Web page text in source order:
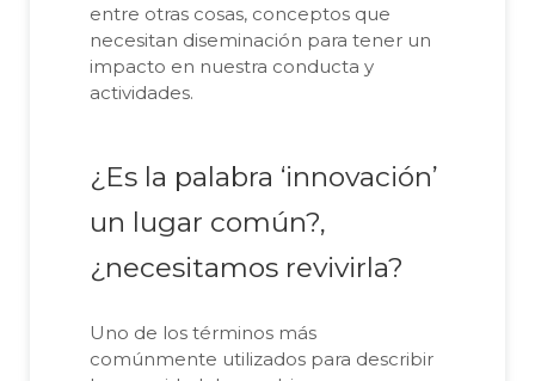
entre otras cosas, conceptos que
necesitan diseminación para tener un
impacto en nuestra conducta y
actividades.
¿Es la palabra ‘innovación’
un lugar común?,
¿necesitamos revivirla?
Uno de los términos más
comúnmente utilizados para describir